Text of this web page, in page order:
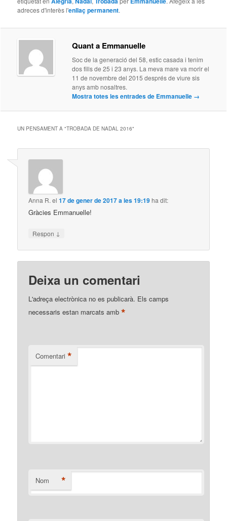
adreces d'interès l'enllaç permanent.
Quant a Emmanuelle
Soc de la generació del 58, estic casada i tenim
dos fills de 25 i 23 anys. La meva mare va morir el
11 de novembre del 2015 després de viure sis
anys amb nosaltres.
Mostra totes les entrades de Emmanuelle →
UN PENSAMENT A "TROBADA DE NADAL 2016"
Anna R. el17 de gener de 2017 a les 19:19ha dit:
Gràcies Emmanuelle!
Respon ↓
Deixa un comentari
L'adreça electrònica no es publicarà. Els camps
necessaris estan marcats amb*
Comentari *
Nom *